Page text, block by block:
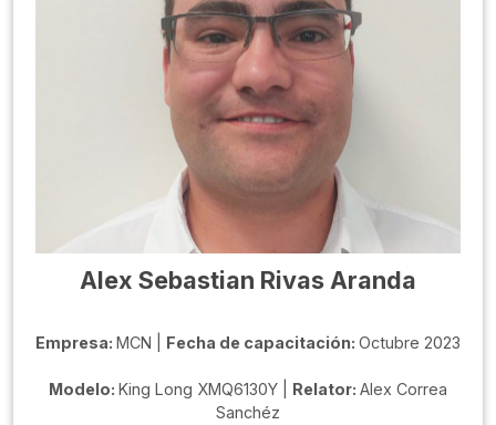
Alex Sebastian Rivas Aranda
Empresa: MCN | Fecha de capacitación: Octubre 2023
Modelo: King Long XMQ6130Y | Relator: Alex Correa
Sanchéz